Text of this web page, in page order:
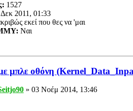
1527
2011, 01:33
εκεί που θες να 'μαι
Ναι
μπλε οθόνη
» 03 Νοέμ 2014, 13:46